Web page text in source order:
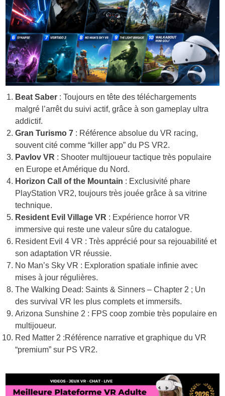
Beat Saber : Toujours en tête des téléchargements
malgré l’arrêt du suivi actif, grâce à son gameplay ultra
addictif.
Gran Turismo 7 : Référence absolue du VR racing,
souvent cité comme “killer app” du PS VR2.
Pavlov VR : Shooter multijoueur tactique très populaire
en Europe et Amérique du Nord.
Horizon Call of the Mountain : Exclusivité phare
PlayStation VR2, toujours très jouée grâce à sa vitrine
technique.
Resident Evil Village VR : Expérience horror VR
immersive qui reste une valeur sûre du catalogue.
Resident Evil 4 VR : Très apprécié pour sa rejouabilité et
son adaptation VR réussie.
No Man’s Sky VR : Exploration spatiale infinie avec
mises à jour régulières.
The Walking Dead: Saints & Sinners – Chapter 2 ; Un
des survival VR les plus complets et immersifs.
Arizona Sunshine 2 : FPS coop zombie très populaire en
multijoueur.
Red Matter 2 :Référence narrative et graphique du VR
“premium” sur PS VR2.